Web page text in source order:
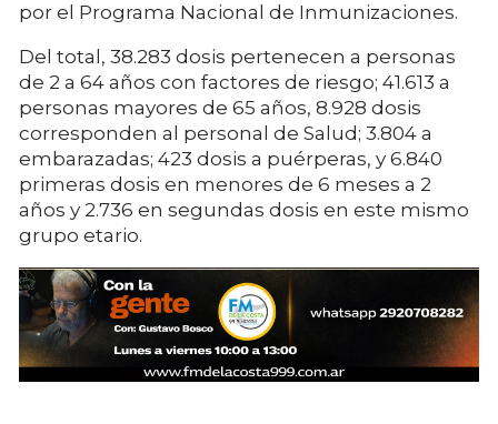
por el Programa Nacional de Inmunizaciones.
Del total, 38.283 dosis pertenecen a personas
de 2 a 64 años con factores de riesgo; 41.613 a
personas mayores de 65 años, 8.928 dosis
corresponden al personal de Salud; 3.804 a
embarazadas; 423 dosis a puérperas, y 6.840
primeras dosis en menores de 6 meses a 2
años y 2.736 en segundas dosis en este mismo
grupo etario.